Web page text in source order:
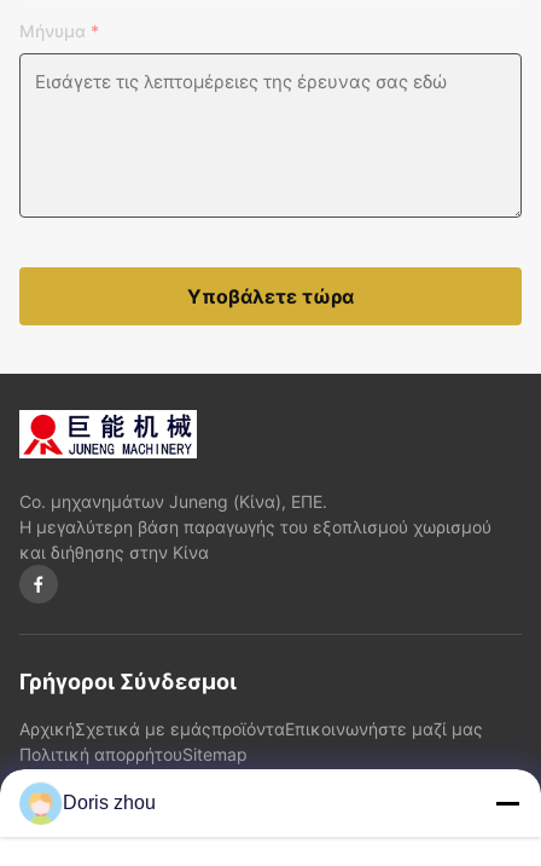
Μήνυμα *
Υποβάλετε τώρα
Co. μηχανημάτων Juneng (Κίνα), ΕΠΕ.
Η μεγαλύτερη βάση παραγωγής του εξοπλισμού χωρισμού
και διήθησης στην Κίνα
Γρήγοροι Σύνδεσμοι
ΑρχικήΣχετικά με εμάςπροϊόνταΕπικοινωνήστε μαζί μας
Πολιτική απορρήτουSitemap
Επικοινωνήστε μαζί μας
Doris zhou